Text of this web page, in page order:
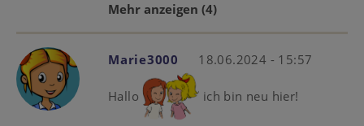
Mehr anzeigen (4)
Marie3000 18.06.2024 - 15:57
Hallo ich bin neu hier!